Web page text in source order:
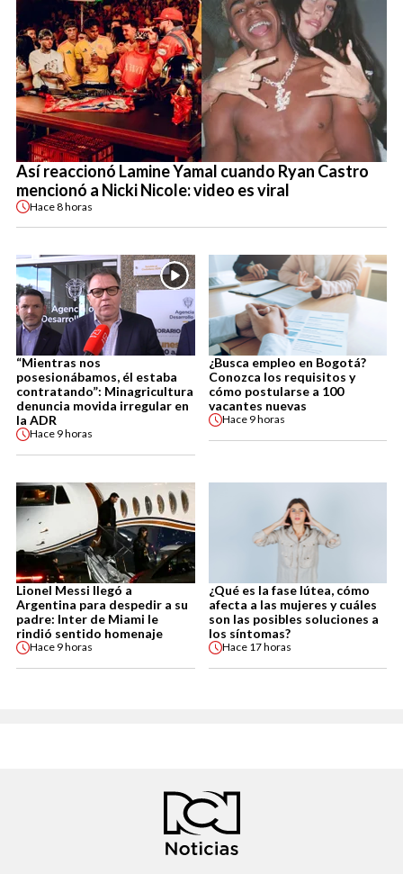
Así reaccionó Lamine Yamal cuando Ryan Castro
mencionó a Nicki Nicole: video es viral
Hace8 horas
“Mientras nos
posesionábamos, él estaba
contratando”: Minagricultura
denuncia movida irregular en
la ADR
Hace 9 horas
¿Busca empleo en Bogotá?
Conozca los requisitos y
cómo postularse a 100
vacantes nuevas
Hace 9 horas
Lionel Messi llegó a
Argentina para despedir a su
padre: Inter de Miami le
rindió sentido homenaje
Hace 9 horas
¿Qué es la fase lútea, cómo
afecta a las mujeres y cuáles
son las posibles soluciones a
los síntomas?
Hace 17 horas